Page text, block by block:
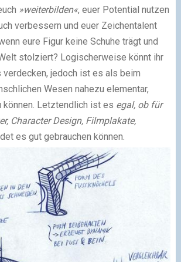
»weiterbilden«, euer Potential nutzen
verbessern und euer Zeichentalent
eure Figur keine Schuhe trägt und
stolziert? Logischerweise könnt ihr
verdecken, jedoch ist es als beim
Wesen nahezu elementar,
können. Letztendlich ist es egal, ob für
Character Design, Filmplakate,
es gut gebrauchen können.